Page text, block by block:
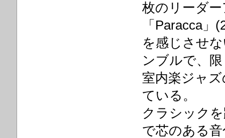
枚のリーダ
「Paracca
を感じさせ
ンブルで、
室内楽ジャ
ている。
クラシック
で芯のある